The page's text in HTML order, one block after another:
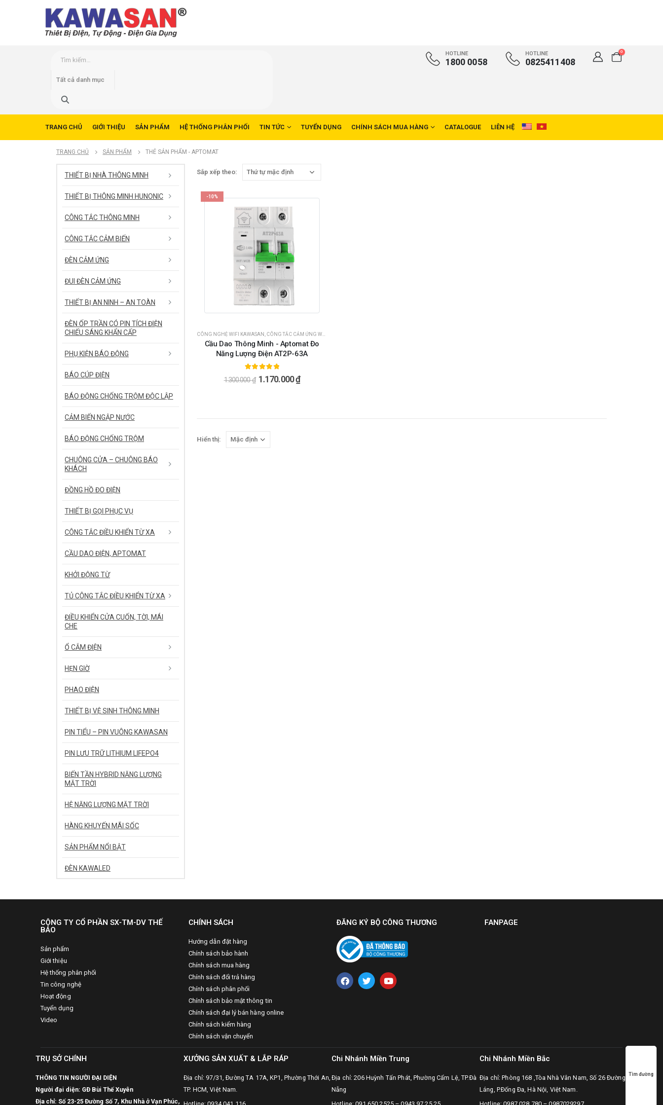
HOTLINE
1800 0058
HOTLINE
0825411408
0
TRANG CHỦ GIỚI THIỆU SẢN PHẨM HỆ THỐNG PHÂN PHỐI TIN TỨC TUYỂN DỤNG CHÍNH SÁCH MUA HÀNG CATALOGUE LIÊN HỆ
TRANG CHỦ SẢN PHẨM THẺ SẢN PHẨM - APTOMAT
Sắp xếp theo:
-10%
CÔNG NGHỆ WIFI KAWASAN CÔNG TẮC CẢM ỨNG WIFI ÂM TƯỜNG CHỮ NHẬT
Cầu Dao Thông Minh - Aptomat Đo
Năng Lượng Điện AT2P-63A
5.00ngoài 5
1.300.000₫ 1.170.000₫
Hiển thị:
THIẾT BỊ NHÀ THÔNG MINH
THIẾT BỊ THÔNG MINH HUNONIC
CÔNG TẮC THÔNG MINH
CÔNG TẮC CẢM BIẾN
ĐÈN CẢM ỨNG
ĐUI ĐÈN CẢM ỨNG
THIẾT BỊ AN NINH – AN TOÀN
ĐÈN ỐP TRẦN CÓ PIN TÍCH ĐIỆN
CHIẾU SÁNG KHẨN CẤP
PHỤ KIỆN BÁO ĐỘNG
BÁO CÚP ĐIỆN
BÁO ĐỘNG CHỐNG TRỘM ĐỘC LẬP
CẢM BIẾN NGẬP NƯỚC
BÁO ĐỘNG CHỐNG TRỘM
CHUÔNG CỬA – CHUÔNG BÁO
KHÁCH
ĐỒNG HỒ ĐO ĐIỆN
THIẾT BỊ GỌI PHỤC VỤ
CÔNG TẮC ĐIỀU KHIỂN TỪ XA
CẦU DAO ĐIỆN, APTOMAT
KHỞI ĐỘNG TỪ
TỦ CÔNG TẮC ĐIỀU KHIỂN TỪ XA
ĐIỀU KHIỂN CỬA CUỐN, TỜI, MÁI
CHE
Ổ CẮM ĐIỆN
HẸN GIỜ
PHAO ĐIỆN
THIẾT BỊ VỆ SINH THÔNG MINH
PIN TIỂU – PIN VUÔNG KAWASAN
PIN LƯU TRỮ LITHIUM LIFEPO4
BIẾN TẦN HYBRID NĂNG LƯỢNG
MẶT TRỜI
HỆ NĂNG LƯỢNG MẶT TRỜI
HÀNG KHUYẾN MÃI SỐC
SẢN PHẨM NỔI BẬT
ĐÈN KAWALED
CÔNG TY CỔ PHẦN SX-TM-DV THẾ
BẢO
Sản phẩm
Giới thiệu
Hệ thống phân phối
Tin công nghệ
Hoạt động
Tuyển dụng
Video
CHÍNH SÁCH
Hướng dẫn đặt hàng
Chính sách bảo hành
Chính sách mua hàng
Chính sách đổi trả hàng
Chính sách phân phối
Chính sách bảo mật thông tin
Chính sách đại lý bán hàng online
Chính sách kiểm hàng
Chính sách vận chuyển
ĐĂNG KÝ BỘ CÔNG THƯƠNG FANPAGE
TRỤ SỞ CHÍNH
THÔNG TIN NGƯỜI ĐẠI DIỆN
Người đại diện: GĐ Bùi Thế Xuyên
Địa chỉ: Số 23-25 Đường Số 7, Khu Nhà ở Vạn Phúc,
XƯỞNG SẢN XUẤT & LẮP RÁP
Địa chỉ: 97/31, Đường TA 17A, KP1, Phường Thới An,
TP. HCM, Việt Nam.
Chi Nhánh Miền Trung
Địa chỉ: 206 Huỳnh Tấn Phát, Phường Cẩm Lệ, TP.Đà
Nẵng
Chi Nhánh Miền Bắc
Địa chỉ: Phòng 168 ,Tòa Nhà Vân Nam, Số 26 Đường
Láng, P.Đống Đa, Hà Nội, Việt Nam.
Tìm đường